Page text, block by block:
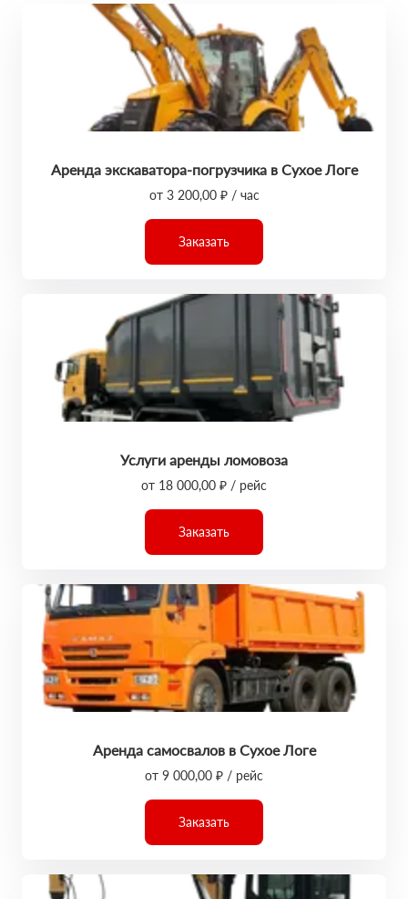
Аренда экскаватора-погрузчика в Сухое Логе
от 3 200,00 ₽ / час
Заказать
Услуги аренды ломовоза
от 18 000,00 ₽ / рейс
Заказать
Аренда самосвалов в Сухое Логе
от 9 000,00 ₽ / рейс
Заказать